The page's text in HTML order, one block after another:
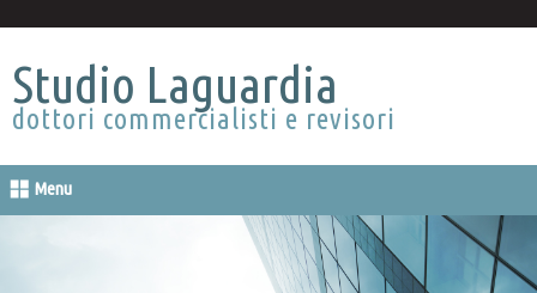
Studio Laguardia
dottori commercialisti e revisori
Menu